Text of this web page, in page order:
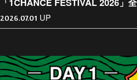
2026.07.01 UP